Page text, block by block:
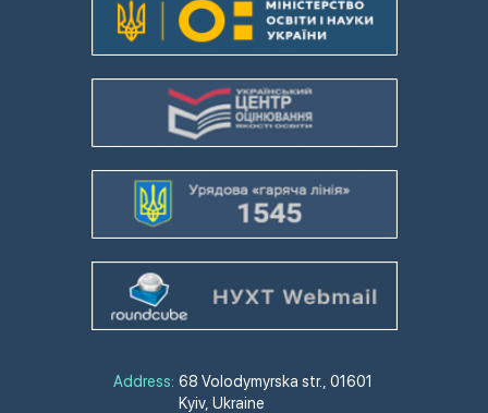
Address: 68 Volodymyrska str., 01601
Kyiv, Ukraine